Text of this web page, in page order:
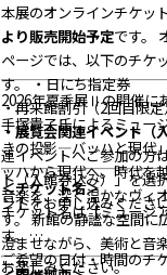
べてオンライン販売のみ）
■一般：2,800円（入館
■学生（高校生以上）：
付き参加券・要学生証）
■無料入館対象者：
み）【第2回目（9月19日
■一般：2,800円（入館券
■学生（高校生以上）：
付き参加券・要学生証）
■無料入館対象者：
み）＜図録なし＞
本展のオンラインチケッ
より販売開始予定です。
ページでは、以下のチケ
す。・日にち指定券
・再来館割引（2回目限
・展覧会関連イベント（
連イベントへご参加の方
ト（入館券込み）」を選
ントをお申し込みくださ
2026年夏季展Ⅱの開催に
手塚貴子氏によるミュー
きの投影―バッハと現代
ッハから現代へ――。時代
音楽を、深く温かなヴィ
す。 新館の静謐な空間に
澄ませながら、美術と音
お楽しみください。
＜チケット名＞
チケット名は【ミュージ
す。
ご希望の日付・時間のチ